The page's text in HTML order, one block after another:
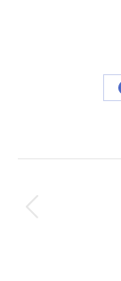
navigation